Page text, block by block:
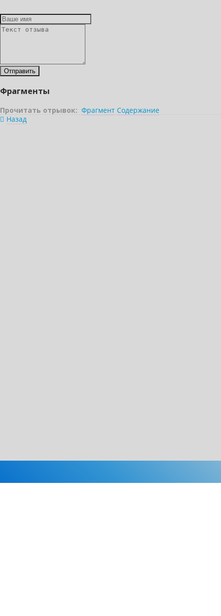
Фрагменты
Прочитать отрывок: Фрагмент Содержание
Назад